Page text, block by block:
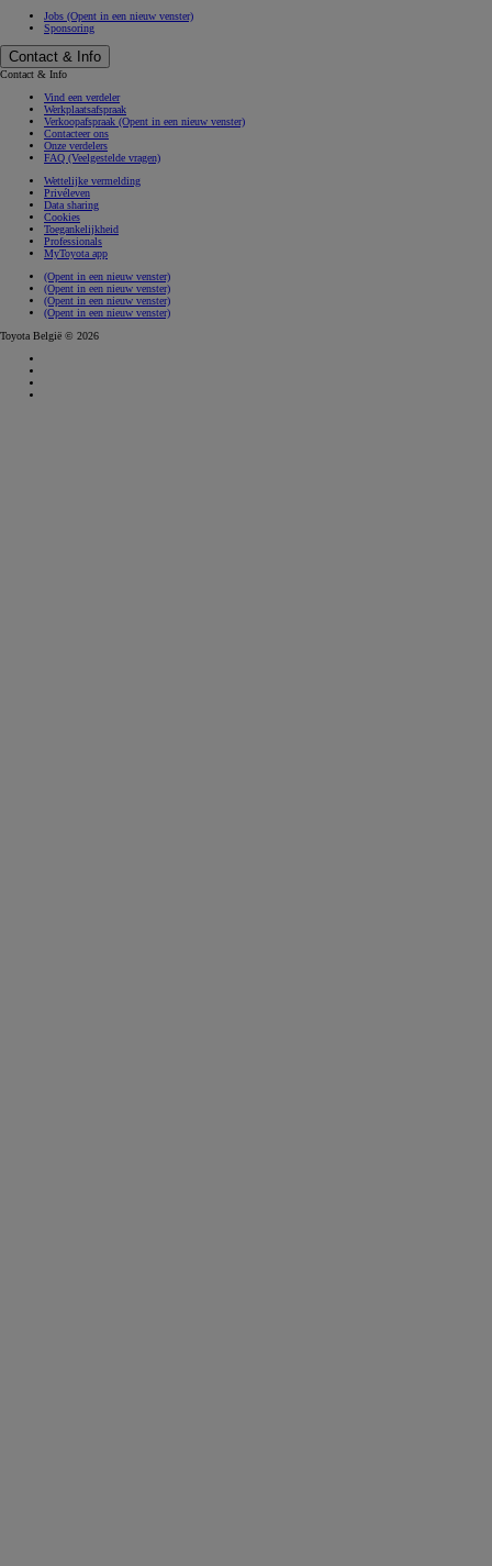
Jobs (Opent in een nieuw venster)
Sponsoring
Contact & Info
Contact & Info
Vind een verdeler
Werkplaatsafspraak
Verkoopafspraak (Opent in een nieuw venster)
Contacteer ons
Onze verdelers
FAQ (Veelgestelde vragen)
Wettelijke vermelding
Privéleven
Data sharing
Cookies
Toegankelijkheid
Professionals
MyToyota app
(Opent in een nieuw venster)
(Opent in een nieuw venster)
(Opent in een nieuw venster)
(Opent in een nieuw venster)
Toyota België © 2026